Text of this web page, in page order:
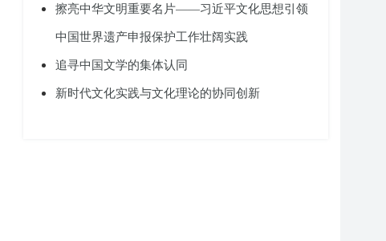
擦亮中华文明重要名片——习近平文化思想引领
中国世界遗产申报保护工作壮阔实践
追寻中国文学的集体认同
新时代文化实践与文化理论的协同创新